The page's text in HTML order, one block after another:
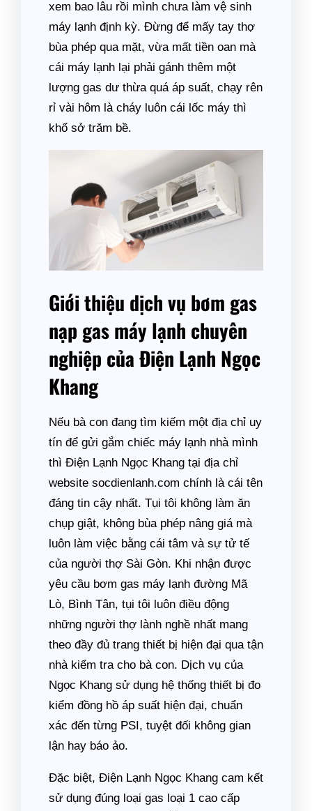
xem bao lâu rồi mình chưa làm vệ sinh
máy lạnh định kỳ. Đừng để mấy tay thợ
bùa phép qua mặt, vừa mất tiền oan mà
cái máy lạnh lại phải gánh thêm một
lượng gas dư thừa quá áp suất, chạy rên
rỉ vài hôm là cháy luôn cái lốc máy thì
khổ sở trăm bề.
Giới thiệu dịch vụ bơm gas
nạp gas máy lạnh chuyên
nghiệp của Điện Lạnh Ngọc
Khang
Nếu bà con đang tìm kiếm một địa chỉ uy
tín để gửi gắm chiếc máy lạnh nhà mình
thì Điện Lạnh Ngọc Khang tại địa chỉ
website socdienlanh.com chính là cái tên
đáng tin cậy nhất. Tụi tôi không làm ăn
chụp giật, không bùa phép nâng giá mà
luôn làm việc bằng cái tâm và sự tử tế
của người thợ Sài Gòn. Khi nhận được
yêu cầu bơm gas máy lạnh đường Mã
Lò, Bình Tân, tụi tôi luôn điều động
những người thợ lành nghề nhất mang
theo đầy đủ trang thiết bị hiện đại qua tận
nhà kiểm tra cho bà con. Dịch vụ của
Ngọc Khang sử dụng hệ thống thiết bị đo
kiểm đồng hồ áp suất hiện đại, chuẩn
xác đến từng PSI, tuyệt đối không gian
lận hay báo ảo.
Đặc biệt, Điện Lạnh Ngọc Khang cam kết
sử dụng đúng loại gas loại 1 cao cấp